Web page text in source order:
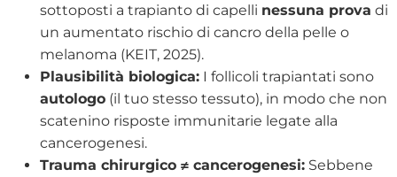
sottoposti a trapianto di capelli nessuna prova di
un aumentato rischio di cancro della pelle o
melanoma (KEIT, 2025).
Plausibilità biologica: I follicoli trapiantati sono
autologo (il tuo stesso tessuto), in modo che non
scatenino risposte immunitarie legate alla
cancerogenesi.
Trauma chirurgico ≠ cancerogenesi: Sebbene